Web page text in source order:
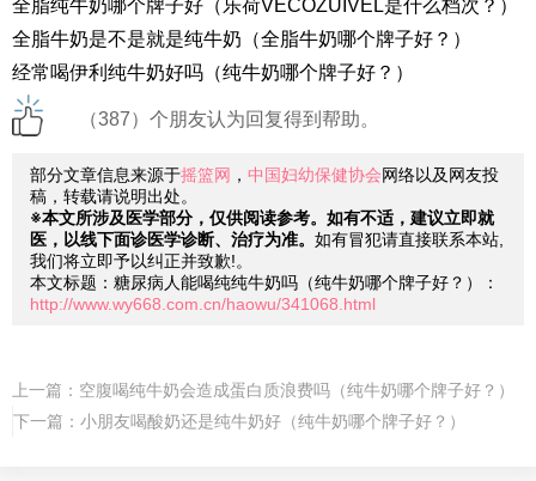
全脂纯牛奶哪个牌子好（乐荷VECOZUIVEL是什么档次？）
全脂牛奶是不是就是纯牛奶（全脂牛奶哪个牌子好？）
经常喝伊利纯牛奶好吗（纯牛奶哪个牌子好？）
（387）个朋友认为回复得到帮助。
部分文章信息来源于摇篮网 ， 中国妇幼保健协会网络以及网友投
稿，转载请说明出处。
※本文所涉及医学部分，仅供阅读参考。如有不适，建议立即就
医，以线下面诊医学诊断、治疗为准。 如有冒犯请直接联系本站,
我们将立即予以纠正并致歉!。
本文标题：糖尿病人能喝纯纯牛奶吗（纯牛奶哪个牌子好？）：
http://www.wy668.com.cn/haowu/341068.html
上一篇： 空腹喝纯牛奶会造成蛋白质浪费吗（纯牛奶哪个牌子好？）
下一篇： 小朋友喝酸奶还是纯牛奶好（纯牛奶哪个牌子好？）